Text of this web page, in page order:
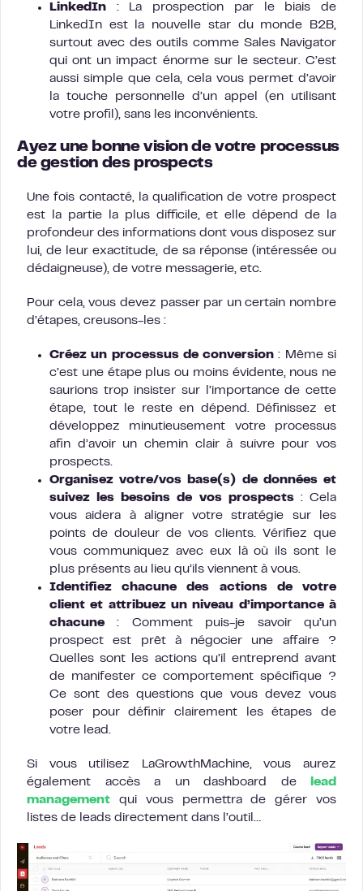
LinkedIn : La prospection par le biais de
LinkedIn est la nouvelle star du monde B2B,
surtout avec des outils comme Sales Navigator
qui ont un impact énorme sur le secteur. C’est
aussi simple que cela, cela vous permet d’avoir
la touche personnelle d’un appel (en utilisant
votre profil), sans les inconvénients.
Ayez une bonne vision de votre processus
de gestion des prospects
Une fois contacté, la qualification de votre prospect
est la partie la plus difficile, et elle dépend de la
profondeur des informations dont vous disposez sur
lui, de leur exactitude, de sa réponse (intéressée ou
dédaigneuse), de votre messagerie, etc.
Pour cela, vous devez passer par un certain nombre
d’étapes, creusons-les :
Créez un processus de conversion : Même si
c’est une étape plus ou moins évidente, nous ne
saurions trop insister sur l’importance de cette
étape, tout le reste en dépend. Définissez et
développez minutieusement votre processus
afin d’avoir un chemin clair à suivre pour vos
prospects.
Organisez votre/vos base(s) de données et
suivez les besoins de vos prospects: Cela
vous aidera à aligner votre stratégie sur les
points de douleur de vos clients. Vérifiez que
vous communiquez avec eux là où ils sont le
plus présents au lieu qu’ils viennent à vous.
Identifiez chacune des actions de votre
client et attribuez un niveau d’importance à
chacune : Comment puis-je savoir qu’un
prospect est prêt à négocier une affaire ?
Quelles sont les actions qu’il entreprend avant
de manifester ce comportement spécifique ?
Ce sont des questions que vous devez vous
poser pour définir clairement les étapes de
votre lead.
Si vous utilisez LaGrowthMachine, vous aurez
également accès a un dashboard de
lead
management qui vous permettra de gérer vos
listes de leads directement dans l’outil…